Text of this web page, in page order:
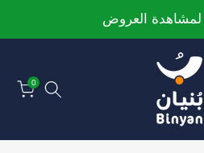
لمشاهدة العروض
0